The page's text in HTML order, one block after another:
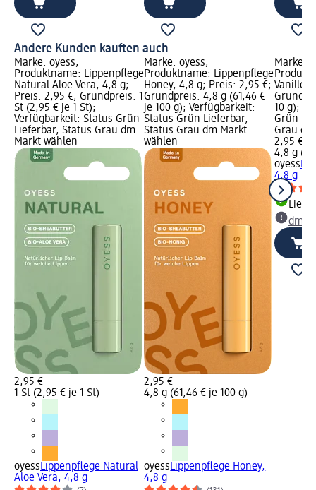
Andere Kunden kauften auch
Marke: oyess;
Produktname: Lippenpflege
Natural Aloe Vera, 4,8 g;
Preis: 2,95 €; Grundpreis: 1
St (2,95 € je 1 St);
Verfügbarkeit: Status Grün
Lieferbar, Status Grau dm
Markt wählen
2,95 €
1 St (2,95 € je 1 St)
oyessLippenpflege Natural
Aloe Vera, 4,8 g
Marke: oyess;
Produktname: Lippenpflege
Honey, 4,8 g; Preis: 2,95 €;
Grundpreis: 4,8 g (61,46 €
je 100 g); Verfügbarkeit:
Status Grün Lieferbar,
Status Grau dm Markt
wählen
2,95 €
4,8 g (61,46 € je 100 g)
oyessLippenpflege Honey,
4,8 g
Marke:
Vanille,
10 g);
Grün
Grau
2,95 €
4,8 g
oyess
4,8 g
dm